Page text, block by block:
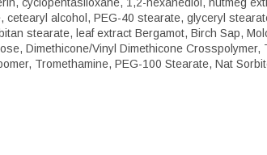
alcohol, PEG-40 stearate, glyceryl
stearate, leaf extract Bergamot, Birch Sap,
Dimethicone/Vinyl Dimethicone Crosspolymer,
Tromethamine, PEG-100 Stearate, Nat